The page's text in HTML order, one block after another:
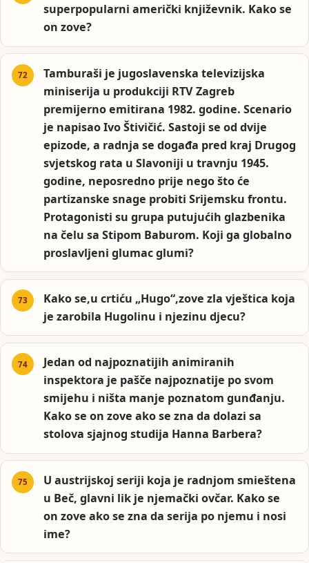
superpopularni američki književnik. Kako se
on zove?
Tamburaši je jugoslavenska televizijska
miniserija u produkciji RTV Zagreb
premijerno emitirana 1982. godine. Scenario
je napisao Ivo Štivičić. Sastoji se od dvije
epizode, a radnja se događa pred kraj Drugog
svjetskog rata u Slavoniji u travnju 1945.
godine, neposredno prije nego što će
partizanske snage probiti Srijemsku frontu.
Protagonisti su grupa putujućih glazbenika
na čelu sa Stipom Baburom. Koji ga globalno
proslavljeni glumac glumi?
Kako se,u crtiću „Hugo“,zove zla vještica koja
je zarobila Hugolinu i njezinu djecu?
Jedan od najpoznatijih animiranih
inspektora je pašče najpoznatije po svom
smijehu i ništa manje poznatom gunđanju.
Kako se on zove ako se zna da dolazi sa
stolova sjajnog studija Hanna Barbera?
U austrijskoj seriji koja je radnjom smieštena
u Beč, glavni lik je njemački ovčar. Kako se
on zove ako se zna da serija po njemu i nosi
ime?